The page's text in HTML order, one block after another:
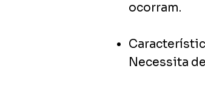
ocorram.
Necessita